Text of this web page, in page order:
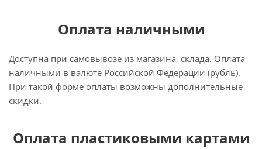
Оплата наличными
Доступна при самовывозе из магазина, склада. Оплата
наличными в валюте Российской Федерации (рубль).
При такой форме оплаты возможны дополнительные
скидки.
Оплата пластиковыми картами